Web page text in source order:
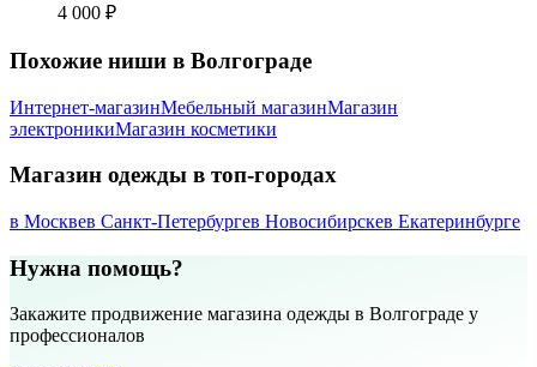
4 000 ₽
Похожие ниши в Волгограде
Интернет-магазинМебельный магазинМагазин
электроникиМагазин косметики
Магазин одежды в топ-городах
в Москвев Санкт-Петербургев Новосибирскев Екатеринбурге
Нужна помощь?
Закажите продвижение магазина одежды в Волгограде у
профессионалов